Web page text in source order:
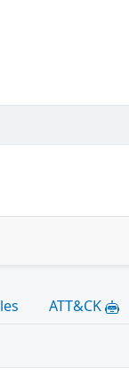
ATT&CK